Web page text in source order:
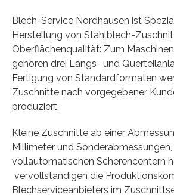
Blech-Service Nordhausen ist
Herstellung von Stahlblech-
Oberflächenqualität: Zum
gehören drei Längs- und
Fertigung von Standardformaten
Zuschnitte nach vorgegebener
produziert.
Kleine Zuschnitte ab einer
Millimeter und
vollautomatischen Scherencentern
vervollständigen die
Blechserviceanbieters im